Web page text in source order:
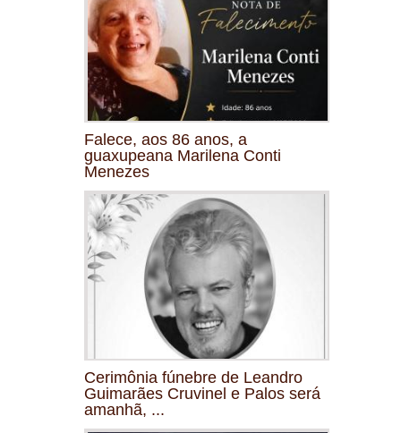
Falece, aos 86 anos, a
guaxupeana Marilena Conti
Menezes
Cerimônia fúnebre de Leandro
Guimarães Cruvinel e Palos será
amanhã, ...